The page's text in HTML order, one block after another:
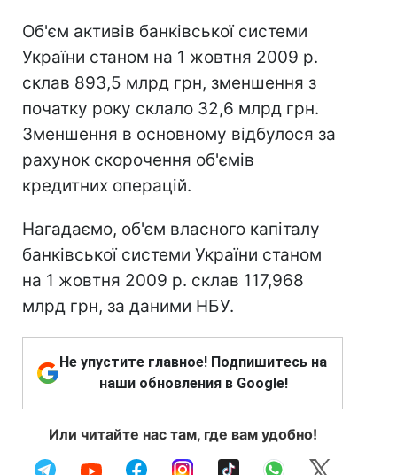
Об'єм активів банківської системи
України станом на 1 жовтня 2009 р.
склав 893,5 млрд грн, зменшення з
початку року склало 32,6 млрд грн.
Зменшення в основному відбулося за
рахунок скорочення об'ємів
кредитних операцій.
Нагадаємо, об'єм власного капіталу
банківської системи України станом
на 1 жовтня 2009 р. склав 117,968
млрд грн, за даними НБУ.
Не упустите главное! Подпишитесь на
наши обновления в Google!
Или читайте нас там, где вам удобно!